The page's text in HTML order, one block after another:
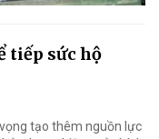
tiếp sức hộ
tạo thêm nguồn lực